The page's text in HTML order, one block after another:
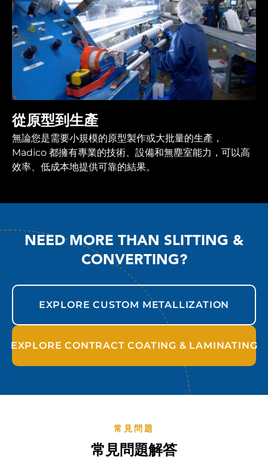
從原型到生產
無論您是需要小規模的原型製作或大批量的生產，
Madico 都擁有專業的技術、設備和無塵室能力，可以高
效率、低成本地提供可靠的結果。
NEED MORE THAN SLITTING &
CONVERTING?
EXPLORE CUSTOM METALLIZATION
EXPLORE CONTRACT COATING & LAMINATING
常見問題
常見問題解答